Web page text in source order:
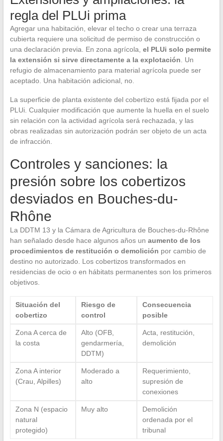
regla del PLUi prima
Agregar una habitación, elevar el techo o crear una terraza
cubierta requiere una solicitud de permiso de construcción o
una declaración previa. En zona agrícola, el PLUi solo permite
la extensión si sirve directamente a la explotación . Un
refugio de almacenamiento para material agrícola puede ser
aceptado. Una habitación adicional, no.
La superficie de planta existente del cobertizo está fijada por el
PLUi. Cualquier modificación que aumente la huella en el suelo
sin relación con la actividad agrícola será rechazada, y las
obras realizadas sin autorización podrán ser objeto de un acta
de infracción.
Controles y sanciones: la
presión sobre los cobertizos
desviados en Bouches-du-
Rhône
La DDTM 13 y la Cámara de Agricultura de Bouches-du-Rhône
han señalado desde hace algunos años un aumento de los
procedimientos de restitución o demolición por cambio de
destino no autorizado. Los cobertizos transformados en
residencias de ocio o en hábitats permanentes son los primeros
objetivos.
Situación del
cobertizo
Riesgo de
control
Consecuencia
posible
Zona A cerca de
la costa
Alto (OFB,
gendarmería,
DDTM)
Acta, restitución,
demolición
Zona A interior
(Crau, Alpilles)
Moderado a
alto
Requerimiento,
supresión de
conexiones
Zona N (espacio
natural
protegido)
Muy alto
Demolición
ordenada por el
tribunal